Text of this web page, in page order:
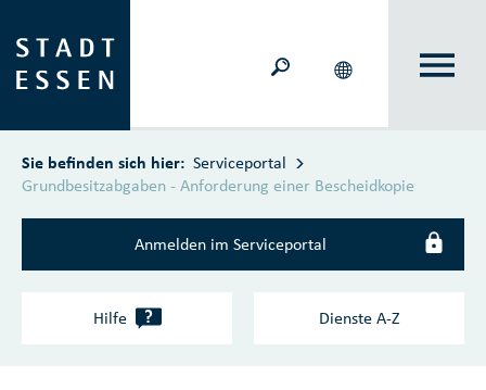
Sie befinden sich hier: Serviceportal
Grundbesitzabgaben - Anforderung einer Bescheidkopie
Anmelden im Serviceportal
Hilfe ? Dienste A‑Z